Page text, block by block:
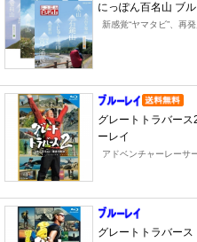
にっぽん百名山 ブ
新感覚“ヤマタビ”、再
グレートトラバー
ーレイ
アドベンチャーレーサ
グレートトラバー